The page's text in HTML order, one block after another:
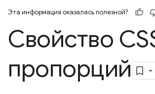
Эта информация оказалась полезной?
Свойство
пропорций